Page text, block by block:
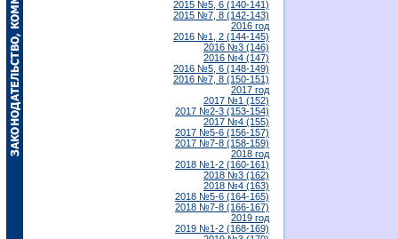
2015 №5, 6 (140-141)
2015 №7, 8 (142-143)
2016 год
2016 №1, 2 (144-145)
2016 №3 (146)
2016 №4 (147)
2016 №5, 6 (148-149)
2016 №7, 8 (150-151)
2017 год
2017 №1 (152)
2017 №2-3 (153-154)
2017 №4 (155)
2017 №5-6 (156-157)
2017 №7-8 (158-159)
2018 год
2018 №1-2 (160-161)
2018 №3 (162)
2018 №4 (163)
2018 №5-6 (164-165)
2018 №7-8 (166-167)
2019 год
2019 №1-2 (168-169)